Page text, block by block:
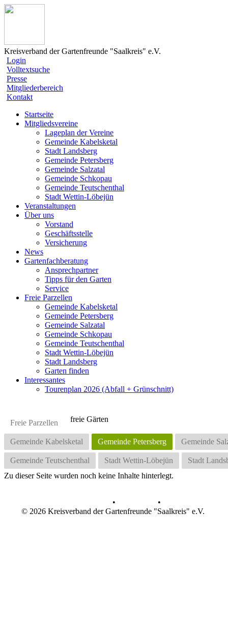
Kreisverband der Gartenfreunde "Saalkreis" e.V.
Login
Volltextsuche
Presse
Mitgliederbereich
Kontakt
Startseite
Mitgliedsvereine
Lageplan der Vereine
Gemeinde Kabelsketal
Stadt Landsberg
Gemeinde Petersberg
Gemeinde Salzatal
Gemeinde Schkopau
Gemeinde Teutschenthal
Stadt Wettin-Löbejün
Veranstaltungen
Über uns
Vorstand
Geschäftsstelle
Versicherung
News
Gartenfachberatung
Ansprechpartner
Tipps für den Garten
Service
Freie Parzellen
Gemeinde Kabelsketal
Gemeinde Petersberg
Gemeinde Salzatal
Gemeinde Schkopau
Gemeinde Teutschenthal
Stadt Wettin-Löbejün
Stadt Landsberg
Garten finden
Interessantes
Tourenplan 2026 (Abfall + Grünschnitt)
Freie Parzellen
Gemeinde Kabelsketal Gemeinde Petersberg Gemeinde
Gemeinde Teutschenthal Stadt Wettin-Löbejün Stadt
freie Gärten
Zu dieser Seite wurden noch keine Inhalte hinterlegt.
•
•
© 2026 Kreisverband der Gartenfreunde "Saalkreis" e.V.